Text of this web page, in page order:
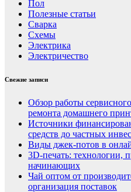
Пол
Полезные статьи
Сварка
Схемы
Электрика
Электричество
Свежие записи
Обзор работы
ремонта домашнего
Источники
средств до частных
Виды джек-потов в
3D-печать: технологии,
начинающих
Чай оптом от
организация поставок